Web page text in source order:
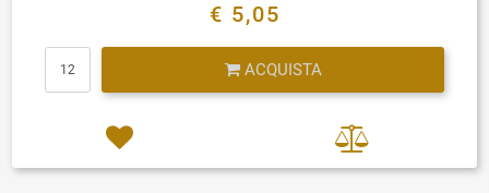
€ 5,05
ACQUISTA